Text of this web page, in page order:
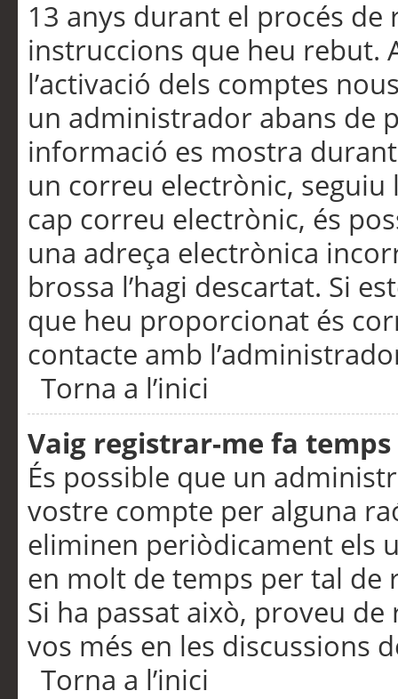
13 anys durant el procés de
instruccions que heu rebut.
l’activació dels comptes
un administrador abans de
informació es mostra
un correu electrònic,
cap correu electrònic, és
una adreça electrònica
brossa l’hagi descartat. Si
que heu proporcionat és
contacte amb
Torna a l’inici
Vaig registrar-me fa
És possible que un
vostre compte per alguna
eliminen periòdicament els
en molt de temps per tal de
Si ha passat això, proveu
vos més en les discussions
Torna a l’inici